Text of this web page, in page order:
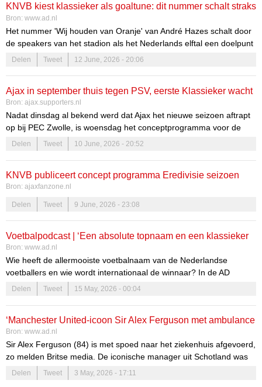
KNVB kiest klassieker als goaltune: dit nummer schalt straks
door stadion als Oranje scoort op WK
Bron: www.ad.nl
Het nummer 'Wij houden van Oranje' van André Hazes schalt door
de speakers van het stadion als het Nederlands elftal een doelpunt
op het WK heeft gemaakt.
Delen Tweet 12 June, 2026 - 20:06
Ajax in september thuis tegen PSV, eerste Klassieker wacht
in november
Bron: ajax.supporters.nl
Nadat dinsdag al bekend werd dat Ajax het nieuwe seizoen aftrapt
op bij PEC Zwolle, is woensdag het conceptprogramma voor de
Eredivisie bekendgemaakt. Daaruit wordt duidelijk dat de eerste
Topper voor Ajax op zaterdag 5...
Delen Tweet 10 June, 2026 - 20:52
KNVB publiceert concept programma Eredivisie seizoen
2026-2027: Ajax start uit tegen Zwolle
Bron: ajaxfanzone.nl
Delen Tweet 9 June, 2026 - 23:08
Voetbalpodcast | ‘Een absolute topnaam en een klassieker
in de Nederlandse voetbalgeschiedenis’
Bron: www.ad.nl
Wie heeft de allermooiste voetbalnaam van de Nederlandse
voetballers en wie wordt internationaal de winnaar? In de AD
Voetbalpodcast onthullen Etienne Verhoeff en Sjoerd Mossou de
winnaars, nadat onze luisteraars en lezers de afgelopen dagen
Delen Tweet 15 May, 2026 - 00:04
‘Manchester United-icoon Sir Alex Ferguson met ambulance
naar ziekenhuis gebracht voor duel met Liverpool’
Bron: www.ad.nl
Sir Alex Ferguson (84) is met spoed naar het ziekenhuis afgevoerd,
zo melden Britse media. De iconische manager uit Schotland was
op Old Trafford voor de Engelse klassieker Manchester United
tegen Liverpool, maar werd daar onwel.
Delen Tweet 3 May, 2026 - 17:11